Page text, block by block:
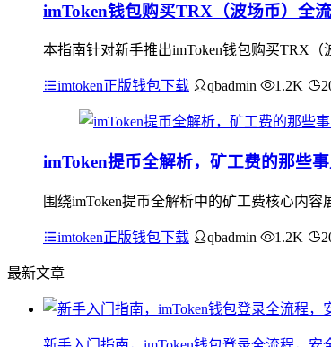
imToken钱包购买TRX（波场币）全
本指南针对新手推出imToken钱包购买TRX
imtoken正版钱包下载 qbadmin 1.2K
imToken提币全解析，矿工费的那些
围绕imToken提币全解析中的矿工费核心内
imtoken正版钱包下载 qbadmin 1.2K
最新文章